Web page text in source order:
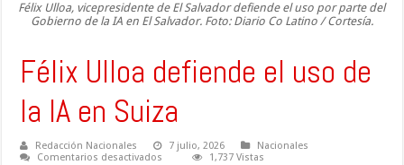
Félix Ulloa, vicepresidente de El Salvador defiende el uso por parte del
Gobierno de la IA en El Salvador. Foto: Diario Co Latino / Cortesía.
Félix Ulloa defiende el uso de
la IA en Suiza
Redacción Nacionales 7 julio, 2026
Nacionales
Comentarios desactivados
1,737 Vistas